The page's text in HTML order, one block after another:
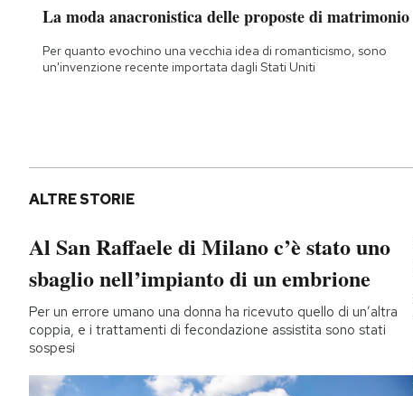
La moda anacronistica delle proposte di matrimonio
Per quanto evochino una vecchia idea di romanticismo, sono
un'invenzione recente importata dagli Stati Uniti
ALTRE STORIE
Al San Raffaele di Milano c’è stato uno
sbaglio nell’impianto di un embrione
Per un errore umano una donna ha ricevuto quello di un’altra
coppia, e i trattamenti di fecondazione assistita sono stati
sospesi